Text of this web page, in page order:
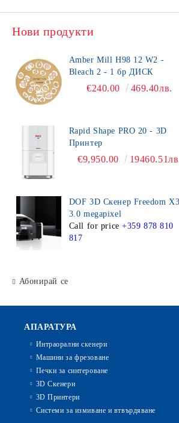
Нови продукти
Amber Mill H98 12 W2 -
Bleach 2 - 1 бр ДИСК
€240.00 469.40лв.
Rapid Shape PRO 20 - 3D
Принтер
€9,950.00
DOF 3D Скенер Freedom X3
3.0 megapixel
Call for price +359 878 810
817
Абонирай се
АПАРАТУРА
Интраорални скенери
Машини за фрезоване
Печки за синтероване
3D Скенери
3D Принтери
Системи за измиване и втвърдяване